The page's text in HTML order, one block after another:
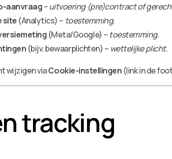
aanvraag–uitvoering (pre)contract of
site (Analytics) – toestemming.
(Meta/Google) – toestemming.
(bijv. bewaarplichten) – wettelijke plicht.
wijzigen viaCookie-instellingen (link in de
tracking